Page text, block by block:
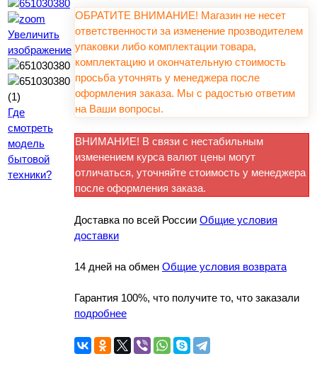
Увеличить
изображение
Где
смотреть
модель
бытовой
техники?
ОБРАТИТЕ ВНИМАНИЕ! Магазин не несет
ответственности за изменение прозводителем
упаковки либо комплектации товара,
комплектацию и окончательную стоимость
просьба уточнять у менеджера после
оформления заказа. Мы с радостью ответим
на Ваши вопросы.
ВНИМАНИЕ! В связи с нестабильным
изменением курса валют цены могут
отличаться, уточняйте стоимость у менеджера
после оформления заказа.
Доставка по всей России Общие условия
доставки
14 дней на обмен Общие условия возврата
Гарантия 100%, что получите то, что заказали
подробнее